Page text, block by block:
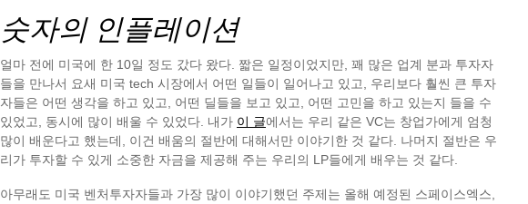
숫자의 인플레이션
얼마 전에 미국에 한 10일 정도 갔다 왔다. 짧은 일정이었지만, 꽤 많은 업계 분과 투자자
들을 만나서 요새 미국 tech 시장에서 어떤 일들이 일어나고 있고, 우리보다 훨씬 큰 투자
자들은 어떤 생각을 하고 있고, 어떤 딜들을 보고 있고, 어떤 고민을 하고 있는지 들을 수
있었고, 동시에 많이 배울 수 있었다. 내가 이 글에서는 우리 같은 VC는 창업가에게 엄청
많이 배운다고 했는데, 이건 배움의 절반에 대해서만 이야기한 것 같다. 나머지 절반은 우
리가 투자할 수 있게 소중한 자금을 제공해 주는 우리의 LP들에게 배우는 것 같다.
아무래도 미국 벤처투자자들과 가장 많이 이야기했던 주제는 올해 예정된 스페이스엑스,